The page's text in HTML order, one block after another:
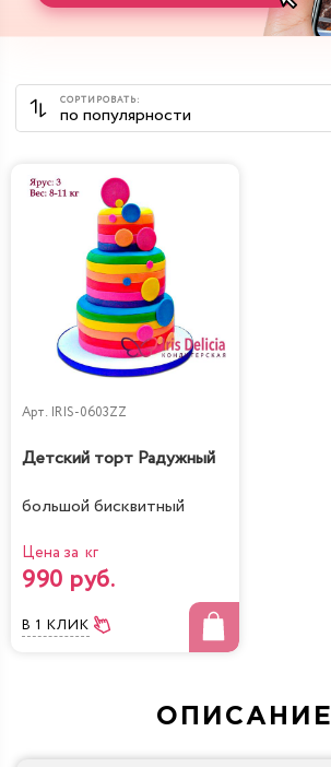
Арт. IRIS-0603ZZ
Детский торт Радужный
большой бисквитный
Цена за кг
990 руб.
В 1 КЛИК
ОПИСАНИЕ